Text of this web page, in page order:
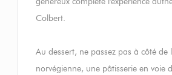
Colbert.
Au dessert, ne passez pas à côté de
norvégienne, une pâtisserie en voie